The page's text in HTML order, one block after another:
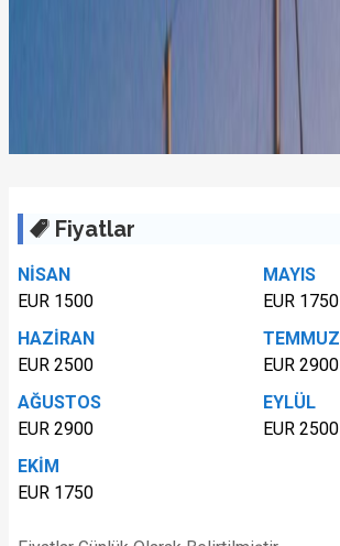
Fiyatlar
NİSAN
EUR 1500
MAYIS
EUR 1750
HAZİRAN
EUR 2500
TEMMUZ
EUR 2900
AĞUSTOS
EUR 2900
EYLÜL
EUR 2500
EKİM
EUR 1750